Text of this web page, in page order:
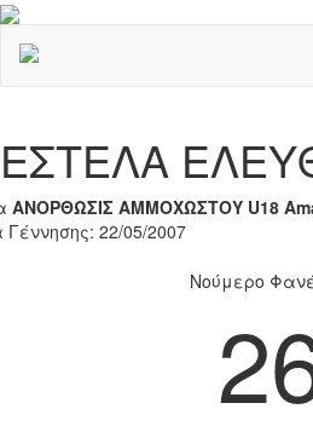
ΕΣΤΕΛΑ
ΑΝΟΡΘΩΣΙΣ ΑΜΜΟΧΩΣΤΟΥ U18
Γέννησης: 22/05/2007
Νούμερο